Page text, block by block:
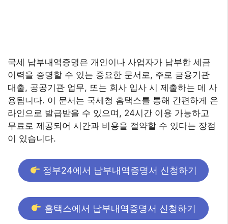
국세 납부내역증명은 개인이나 사업자가 납부한 세금
이력을 증명할 수 있는 중요한 문서로, 주로 금융기관
대출, 공공기관 업무, 또는 회사 입사 시 제출하는 데 사
용됩니다. 이 문서는 국세청 홈택스를 통해 간편하게 온
라인으로 발급받을 수 있으며, 24시간 이용 가능하고
무료로 제공되어 시간과 비용을 절약할 수 있다는 장점
이 있습니다.
정부24에서 납부내역증명서 신청하기
홈택스에서 납부내역증명서 신청하기